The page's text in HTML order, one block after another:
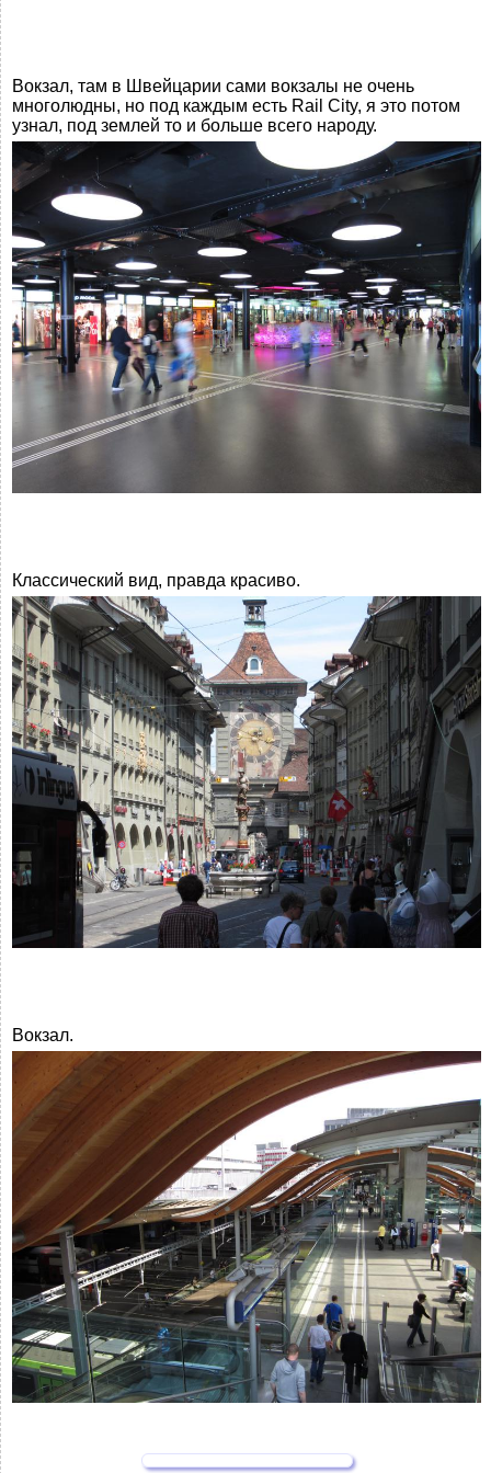
Вокзал, там в Швейцарии сами вокзалы не очень
многолюдны, но под каждым есть Rail City, я это потом
узнал, под землей то и больше всего народу.
Классический вид, правда красиво.
Вокзал.